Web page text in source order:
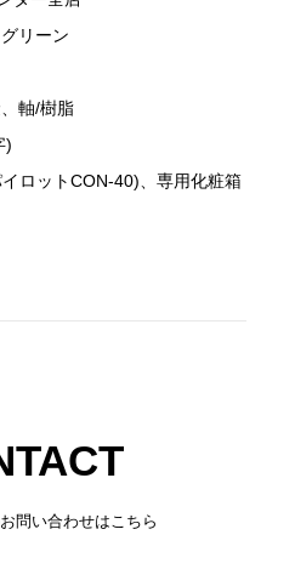
リーン
軸/樹脂
)
ロットCON-40)、専用化粧箱
問い合わせはこちら